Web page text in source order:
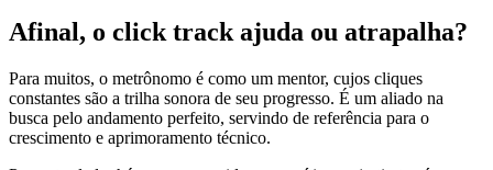
Afinal, o click track ajuda ou atrapalha?
Para muitos, o metrônomo é como um mentor, cujos cliques
constantes são a trilha sonora de seu progresso. É um aliado na
busca pelo andamento perfeito, servindo de referência para o
crescimento e aprimoramento técnico.